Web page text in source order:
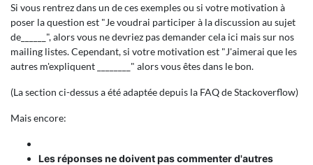
Si vous rentrez dans un de ces exemples ou si votre motivation à
poser la question est "Je voudrai participer à la discussion au sujet
de______", alors vous ne devriez pas demander cela ici mais sur nos
mailing listes. Cependant, si votre motivation est "J'aimerai que les
autres m'expliquent ________" alors vous êtes dans le bon.
(La section ci-dessus a été adaptée depuis la FAQ de Stackoverflow)
Mais encore:
Les réponses ne doivent pas commenter d'autres